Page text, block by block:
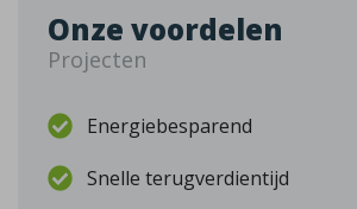
Onze voordelen
Projecten
Energiebesparend
Snelle terugverdientijd